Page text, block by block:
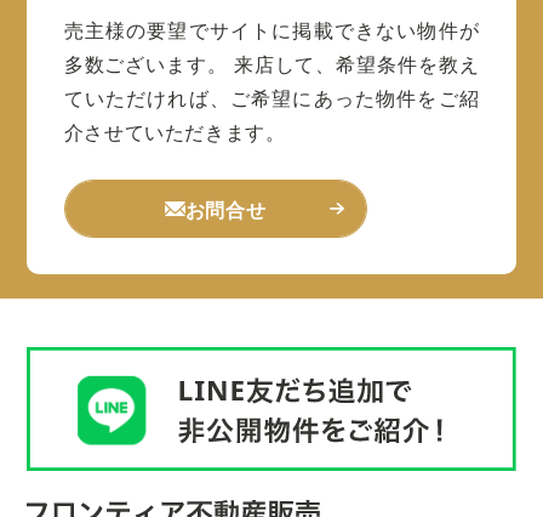
売主様の要望でサイトに掲載できない物件が
多数ございます。
来店して、希望条件を教え
ていただければ、ご希望にあった物件をご紹
介させていただきます。
お問合せ